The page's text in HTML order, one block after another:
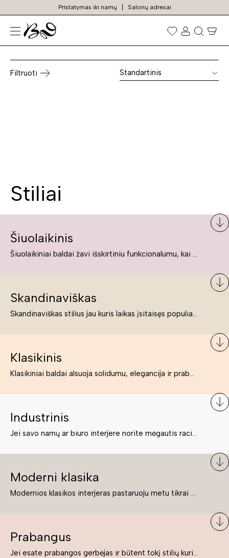
Pristatymas iki namų Salonų adresai
Prekių
paieška
Stalai kompiuteriui
Filtruoti Standartinis
Stiliai
Šiuolaikinis
Šiuolaikiniai baldai žavi išskirtiniu funkcionalumu, kai kurie jų pelnytai net pavadinami meno kūriniais, nes jie tikrai yra išskirtiniai, originalūs ir puikiai atliepiantys į šiuolaikinių žmonių poreikius bei gyvenimo būdo ypatumus.
Skandinaviškas
Skandinaviškas stilius jau kuris laikas įsitaisęs populiariausiųjų sąraše. Namai, butai labai dažnai įrengiami remiantis būtent šio stiliaus ypatumais. Dėl švelnių spalvų, praktiškumo ir estetikos jis masina tuos, kurie neabejingi šviesiem ar neutralių spalvų koloritui, paprastumui, funkcionalumui, natūralumui ir stilingai estetikai. Platų skandinaviškų baldų spektrą rasite „Deinavos baldų“ asortimente.
Klasikinis
Klasikiniai baldai alsuoja solidumu, elegancija ir prabanga. Paprastai jie būna masyvūs, kuria didybės įspūdį. Neabejotinai jie bus geriausias pasirinkimas estetiškam ir rafinuotam klasikiniam namų interjerui. Kartais klasikiniai baldai traktuojami kaip senoviniai, bet tai ne tiesa – klasika yra stilius, neišsemiama elegancija ir rafinuotumas.
Industrinis
Jei savo namų ar biuro interjere norite mėgautis racionaliai išnaudotomis erdvėmis, funkcionalumu ir esate neabejingi tamsesniam koloritui bei praktiškiems sprendimams, tuomet industrinis stilius bus būtent tai, ko Jums reikia. O industrinio stiliaus baldus išsirinksite mūsų asortimente.
Moderni klasika
Modernios klasikos interjeras pastaruoju metu tikrai yra „ant bangos“. Tie, kurie nenori pernelyg nutolti nuo klasikos, bet drauge žavisi šiuolaikiškais sprendimais, su malonumu savo namuose kuria klasikos ir modernaus interjero tandemą – elegantišką, subtilų ir žavingą.
Prabangus
Jei esate prabangos gerbėjas ir būtent tokį stilių kuriate savo namuose ar biure, tuomet solidūs, prabangūs baldai nepriekaištingai įsilies į Jūsų kuriamą interjerą.